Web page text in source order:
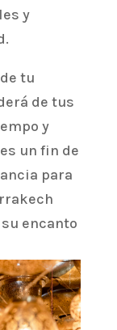
y
tu
de tus
y
un fin de
para
encanto